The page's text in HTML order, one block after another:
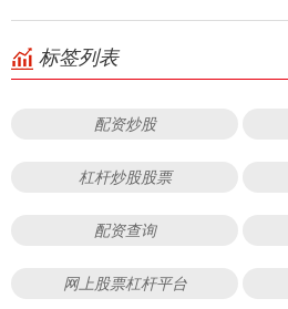
标签列表
配资炒股
杠杆炒股股票
配资查询
网上股票杠杆平台